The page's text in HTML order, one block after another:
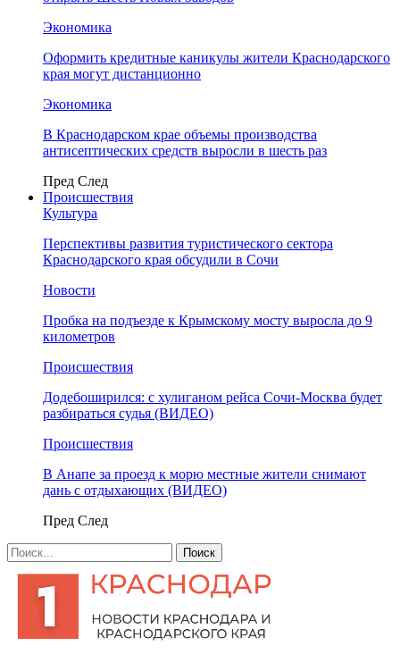
Экономика
Оформить кредитные каникулы жители Краснодарского
края могут дистанционно
Экономика
В Краснодарском крае объемы производства
антисептических средств выросли в шесть раз
Пред След
Происшествия
Культура
Перспективы развития туристического сектора
Краснодарского края обсудили в Сочи
Новости
Пробка на подъезде к Крымскому мосту выросла до 9
километров
Происшествия
Додебоширился: с хулиганом рейса Сочи-Москва будет
разбираться судья (ВИДЕО)
Происшествия
В Анапе за проезд к морю местные жители снимают
дань с отдыхающих (ВИДЕО)
Пред След